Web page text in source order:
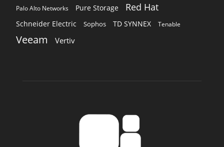
Palo Alto Networks Pure Storage Red Hat
Schneider Electric Sophos TD SYNNEX Tenable
Veeam Vertiv